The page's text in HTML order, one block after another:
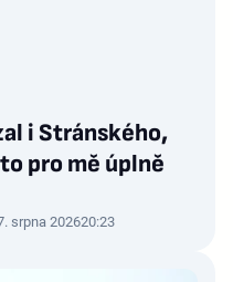
i Stránského,
pro mě úplně
srpna 202620:23